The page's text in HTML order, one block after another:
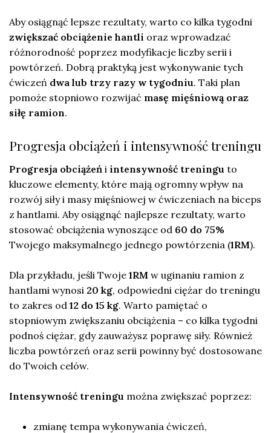
Aby osiągnąć lepsze rezultaty, warto co kilka tygodni
zwiększać obciążenie hantli oraz wprowadzać
różnorodność poprzez modyfikacje liczby serii i
powtórzeń. Dobrą praktyką jest wykonywanie tych
ćwiczeń dwa lub trzy razy w tygodniu. Taki plan
pomoże stopniowo rozwijać masę mięśniową oraz
siłę ramion.
Progresja obciążeń i intensywność treningu
Progresja obciążeń i intensywność treningu to
kluczowe elementy, które mają ogromny wpływ na
rozwój siły i masy mięśniowej w ćwiczeniach na biceps
z hantlami. Aby osiągnąć najlepsze rezultaty, warto
stosować obciążenia wynoszące od 60 do 75%
Twojego maksymalnego jednego powtórzenia (1RM).
Dla przykładu, jeśli Twoje1RM w uginaniu ramion z
hantlami wynosi 20 kg, odpowiedni ciężar do treningu
to zakres od12 do 15 kg. Warto pamiętać o
stopniowym zwiększaniu obciążenia – co kilka tygodni
podnoś ciężar, gdy zauważysz poprawę siły. Również
liczba powtórzeń oraz serii powinny być dostosowane
do Twoich celów.
Intensywność treningu można zwiększać poprzez:
zmianę tempa wykonywania ćwiczeń,